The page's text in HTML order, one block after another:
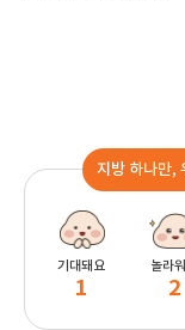
지방 하나만,
기대돼요
1
놀라
2